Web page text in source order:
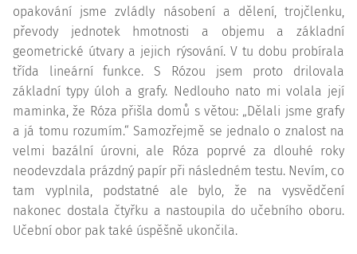
opakování jsme zvládly násobení a dělení, trojčlenku,
převody jednotek hmotnosti a objemu a základní
geometrické útvary a jejich rýsování. V tu dobu probírala
třída lineární funkce. S Rózou jsem proto drilovala
základní typy úloh a grafy. Nedlouho nato mi volala její
maminka, že Róza přišla domů s větou: „Dělali jsme grafy
a já tomu rozumím.“ Samozřejmě se jednalo o znalost na
velmi bazální úrovni, ale Róza poprvé za dlouhé roky
neodevzdala prázdný papír při následném testu. Nevím, co
tam vyplnila, podstatné ale bylo, že na vysvědčení
nakonec dostala čtyřku a nastoupila do učebního oboru.
Učební obor pak také úspěšně ukončila.